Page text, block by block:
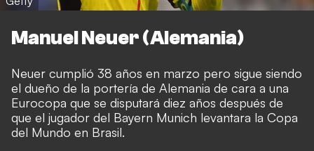
Manuel Neuer (Alemania)
Neuer cumplió 38 años en marzo pero sigue siendo
el dueño de la portería de Alemania de cara a una
Eurocopa que se disputará diez años después de
que el jugador del Bayern Munich levantara la Copa
del Mundo en Brasil.